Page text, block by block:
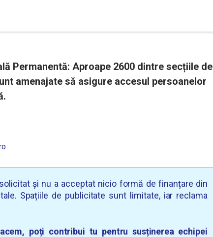
Permanentă: Aproape 2600 dintre secțiile de
amenajate să asigure accesul persoanelor
și nu a acceptat nicio formă de finanțare din
Spațiile de publicitate sunt limitate, iar reclama
poți contribui tu pentru susținerea echipei